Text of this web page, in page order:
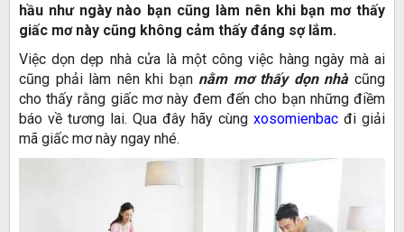
hầu như ngày nào bạn cũng làm nên khi bạn mơ thấy
giấc mơ này cũng không cảm thấy đáng sợ lắm.
Việc dọn dẹp nhà cửa là một công việc hàng ngày mà ai
cũng phải làm nên khi bạn nằm mơ thấy dọn nhàcũng
cho thấy rằng giấc mơ này đem đến cho bạn những điềm
báo về tương lai. Qua đây hãy cùng xosomienbac đi giải
mã giấc mơ này ngay nhé.